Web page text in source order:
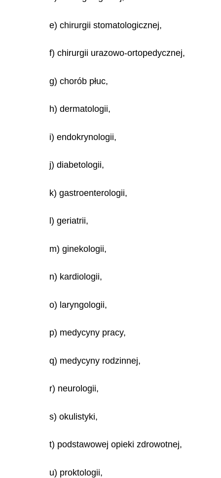
e) chirurgii stomatologicznej,
f) chirurgii urazowo-ortopedycznej,
g) chorób płuc,
h) dermatologii,
i) endokrynologii,
j) diabetologii,
k) gastroenterologii,
l) geriatrii,
m) ginekologii,
n) kardiologii,
o) laryngologii,
p) medycyny pracy,
q) medycyny rodzinnej,
r) neurologii,
s) okulistyki,
t) podstawowej opieki zdrowotnej,
u) proktologii,